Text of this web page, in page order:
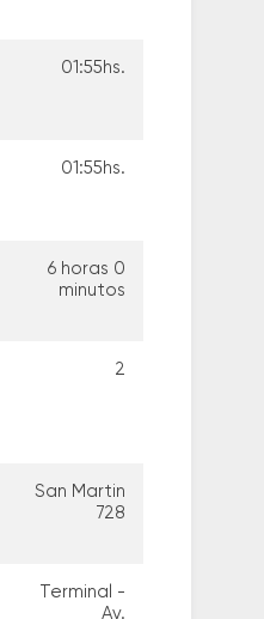
01:55hs.
01:55hs.
6 horas 0
minutos
2
San Martin
728
Terminal -
Av.